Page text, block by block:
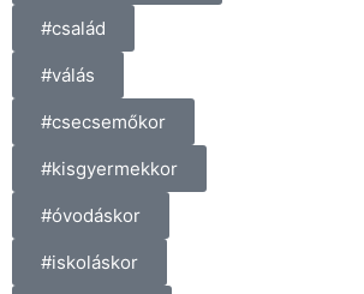
#család
#válás
#csecsemőkor
#kisgyermekkor
#óvodáskor
#iskoláskor